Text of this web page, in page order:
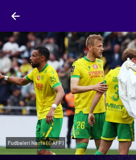
Fudbaleri Nanta (©AFP)